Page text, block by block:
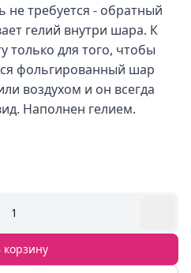
не требуется - обратный
гелий внутри шара. К
только для того, чтобы
фольгированный шар
воздухом и он всегда
Наполнен гелием.
1
корзину